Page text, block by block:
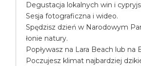
Degustacja lokalnych win i
Sesja fotograficzna i wideo.
Spędzisz dzień w Narodowym
łonie natury.
Popływasz na Lara Beach lub na
Poczujesz klimat najbardziej